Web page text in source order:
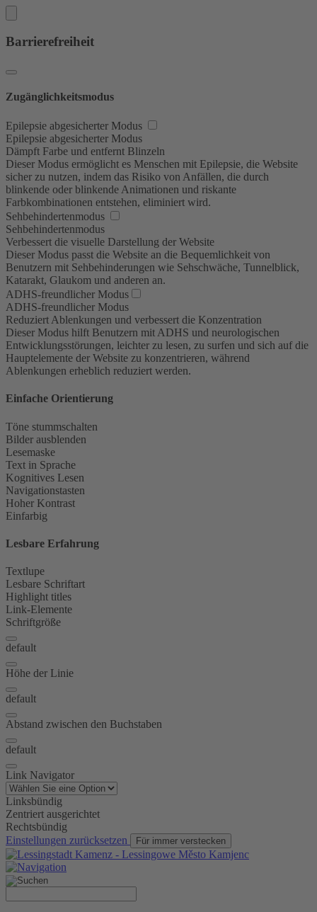
Barrierefreiheit
Zugänglichkeitsmodus
Epilepsie abgesicherter Modus
Epilepsie abgesicherter Modus
Dämpft Farbe und entfernt Blinzeln
Dieser Modus ermöglicht es Menschen mit Epilepsie, die Website
sicher zu nutzen, indem das Risiko von Anfällen, die durch
blinkende oder blinkende Animationen und riskante
Farbkombinationen entstehen, eliminiert wird.
Sehbehindertenmodus
Sehbehindertenmodus
Verbessert die visuelle Darstellung der Website
Dieser Modus passt die Website an die Bequemlichkeit von
Benutzern mit Sehbehinderungen wie Sehschwäche, Tunnelblick,
Katarakt, Glaukom und anderen an.
ADHS-freundlicher Modus
ADHS-freundlicher Modus
Reduziert Ablenkungen und verbessert die Konzentration
Dieser Modus hilft Benutzern mit ADHS und neurologischen
Entwicklungsstörungen, leichter zu lesen, zu surfen und sich auf die
Hauptelemente der Website zu konzentrieren, während
Ablenkungen erheblich reduziert werden.
Einfache Orientierung
Töne stummschalten
Bilder ausblenden
Lesemaske
Text in Sprache
Kognitives Lesen
Navigationstasten
Hoher Kontrast
Einfarbig
Lesbare Erfahrung
Textlupe
Lesbare Schriftart
Highlight titles
Link-Elemente
Schriftgröße
default
Höhe der Linie
default
Abstand zwischen den Buchstaben
default
Link Navigator
Linksbündig
Zentriert ausgerichtet
Rechtsbündig
Einstellungen zurücksetzen
Für immer verstecken